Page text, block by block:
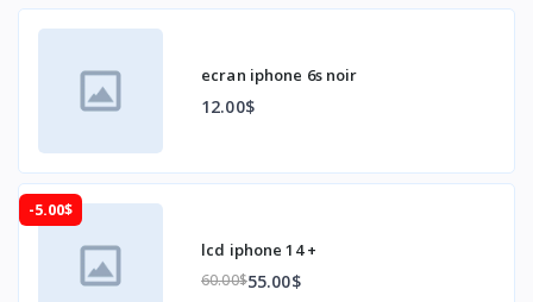
ecran iphone 6s noir
12.00$
-5.00$
lcd iphone 14 +
60.00$55.00$